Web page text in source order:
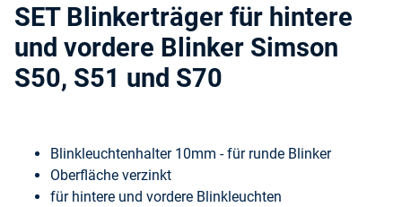
SET Blinkerträger für hintere
und vordere Blinker Simson
S50, S51 und S70
Blinkleuchtenhalter 10mm - für runde Blinker
Oberfläche verzinkt
für hintere und vordere Blinkleuchten